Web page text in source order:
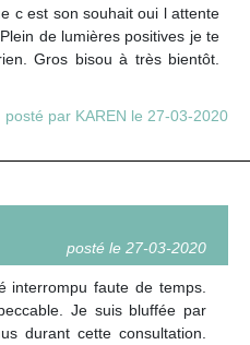
c est son souhait oui l attente
de lumières positives je te
Gros bisou à très bientôt.
posté par KAREN le 27-03-2020
posté le 27-03-2020
interrompu faute de temps.
Je suis bluffée par
durant cette consultation.